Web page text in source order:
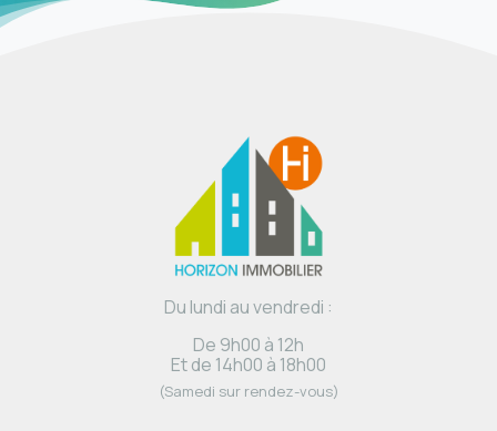
Du lundi au vendredi :
De 9h00 à 12h
Et de 14h00 à 18h00
(Samedi sur rendez-vous)